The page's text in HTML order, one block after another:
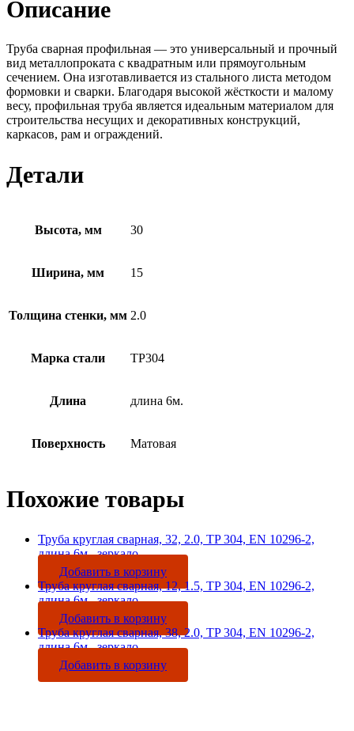
Описание
Труба сварная профильная — это универсальный и прочный
вид металлопроката с квадратным или прямоугольным
сечением. Она изготавливается из стального листа методом
формовки и сварки. Благодаря высокой жёсткости и малому
весу, профильная труба является идеальным материалом для
строительства несущих и декоративных конструкций,
каркасов, рам и ограждений.
Детали
Высота, мм 30
Ширина, мм 15
Толщина стенки, мм 2.0
Марка стали TP304
Длина длина 6м.
Поверхность Матовая
Похожие товары
Труба круглая сварная, 32, 2.0, TP 304, EN 10296-2,
длина 6м., зеркало
Добавить в корзину
Труба круглая сварная, 12, 1.5, TP 304, EN 10296-2,
длина 6м., зеркало
Добавить в корзину
Труба круглая сварная, 38, 2.0, TP 304, EN 10296-2,
длина 6м., зеркало
Добавить в корзину